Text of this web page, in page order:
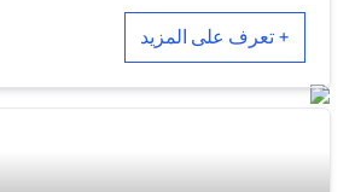
+ تعرف على المزيد